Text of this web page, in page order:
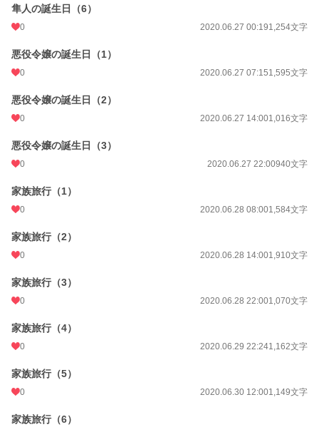
隼人の誕生日（6）
0 2020.06.27 00:191,254文字
悪役令嬢の誕生日（1）
0 2020.06.27 07:151,595文字
悪役令嬢の誕生日（2）
0 2020.06.27 14:001,016文字
悪役令嬢の誕生日（3）
0 2020.06.27 22:00940文字
家族旅行（1）
0 2020.06.28 08:001,584文字
家族旅行（2）
0 2020.06.28 14:001,910文字
家族旅行（3）
0 2020.06.28 22:001,070文字
家族旅行（4）
0 2020.06.29 22:241,162文字
家族旅行（5）
0 2020.06.30 12:001,149文字
家族旅行（6）